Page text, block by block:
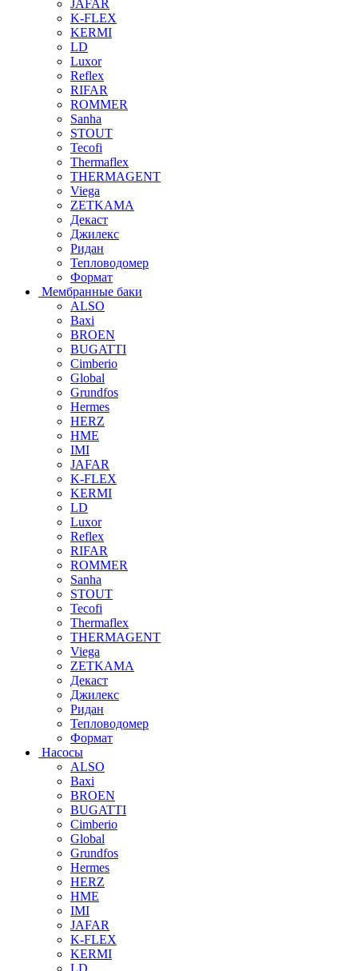
JAFAR
K-FLEX
KERMI
LD
Luxor
Reflex
RIFAR
ROMMER
Sanha
STOUT
Tecofi
Thermaflex
THERMAGENT
Viega
ZETKAMA
Декаст
Джилекс
Ридан
Тепловодомер
Формат
Мембранные баки
ALSO
Baxi
BROEN
BUGATTI
Cimberio
Global
Grundfos
Hermes
HERZ
HME
IMI
JAFAR
K-FLEX
KERMI
LD
Luxor
Reflex
RIFAR
ROMMER
Sanha
STOUT
Tecofi
Thermaflex
THERMAGENT
Viega
ZETKAMA
Декаст
Джилекс
Ридан
Тепловодомер
Формат
Насосы
ALSO
Baxi
BROEN
BUGATTI
Cimberio
Global
Grundfos
Hermes
HERZ
HME
IMI
JAFAR
K-FLEX
KERMI
LD